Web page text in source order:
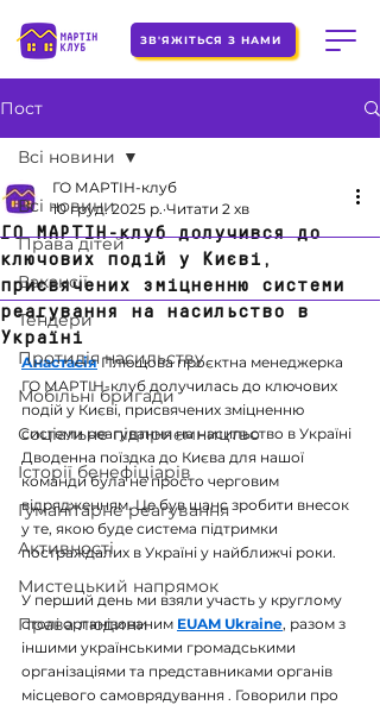
ЗВ'ЯЖІТЬСЯ З НАМИ
Пост
Всі новини
Права дітей
Вакансії
Тендери
Протидія насильству
Мобільні бригади
Соціальне підприємництво
Історії бенефіціарів
Гуманітарне реагування
Активності
Мистецький напрямок
Права людини
Всі новини
ГО МАРТІН-клуб долучився до
ключових подій у Києві,
присвячених зміцненню системи
реагування на насильство в
Україні
ГО МАРТІН-клуб
10 груд. 2025 р. Читати 2 хв
Анастасія Плющова проєктна менеджерка
ГО МАРТІН-клуб долучилась до ключових
подій у Києві, присвячених зміцненню
системи реагування на насильство в Україні
Дводенна поїздка до Києва для нашої
команди була не просто черговим
відрядженням. Це був шанс зробити внесок
у те, якою буде система підтримки
постраждалих в Україні у найближчі роки.
У перший день ми взяли участь у круглому
столі організованим EUAM Ukraine, разом з
іншими українськими громадськими
організаціями та представниками органів
місцевого самоврядування . Говорили про